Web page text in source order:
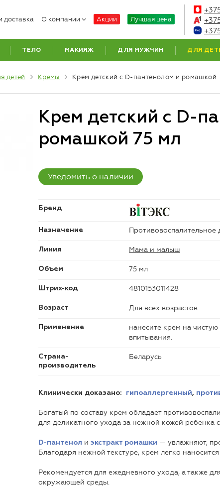
доставка О компании Акции Лучшая цена
ТЕЛО МАКИЯЖ ДЛЯ МУЖЧИН ДЛЯ
детей Кремы Крем детский с D-пантенолом и ромашкой
Крем детский с D-
ромашкой 75 мл
Уведомить о наличии
Бренд
Назначение Противовоспалительное
Линия Мама и малыш
Объем 75 мл
Штрих-код 4810153011428
Возраст Для всех возрастов
Применение
нанесите крем на
впитывания.
Страна-
производитель
Беларусь
Клинически доказано: гипоаллергенный,
Богатый по составу крем обладает
для деликатного ухода за нежной кожей ребенка
D-пантенол и экстракт ромашки — увлажняют,
Благодаря нежной текстуре, крем легко
Рекомендуется для ежедневного ухода, а также
окружающей среды.